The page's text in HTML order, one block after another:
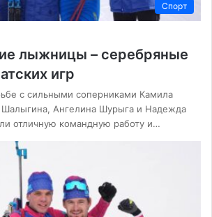
Спорт
лыжницы – серебряные
игр
с сильными соперниками Камила
Шалыгина, Ангелина Шурыга и Надежда
отличную командную работу и…